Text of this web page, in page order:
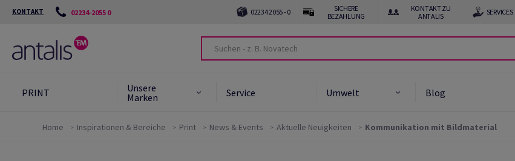
KONTAKT 02234-2055 0 02234 2055 - 0
SICHERE
BEZAHLUNG
KONTAKT ZU
ANTALIS
SERVICES
PRINT
Unsere
Marken
Service Umwelt Blog
Home Inspirationen & Bereiche Print News & Events Aktuelle Neuigkeiten Kommunikation mit Bildmaterial